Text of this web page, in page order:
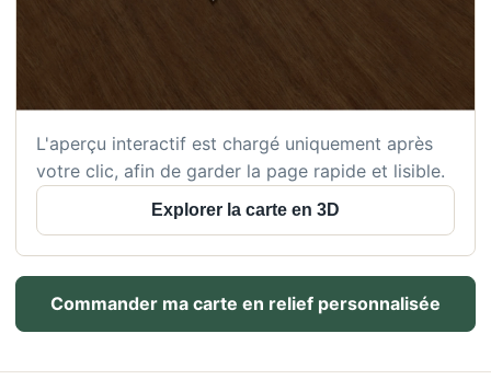
L'aperçu interactif est chargé uniquement après
votre clic, afin de garder la page rapide et lisible.
Explorer la carte en 3D
Commander ma carte en relief personnalisée